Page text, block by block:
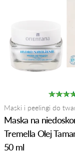
Typ:
Maski i peelingi do
Maska na
Tremella Olej
50 ml